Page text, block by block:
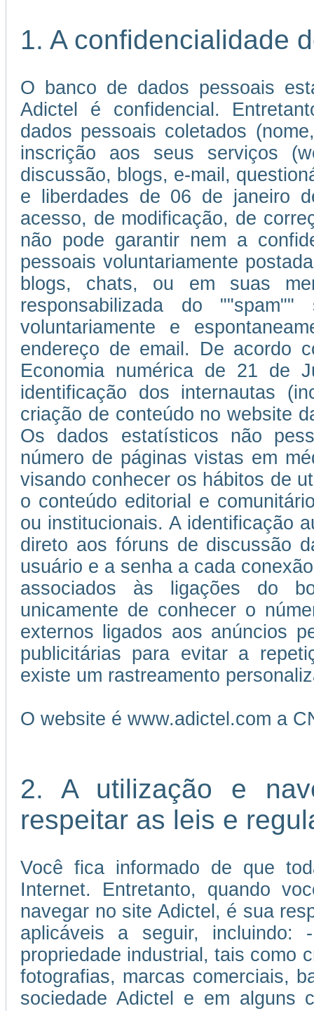
1. A confidencialidade
O banco de dados pessoais
Adictel é confidencial.
dados pessoais coletados
inscrição aos seus serviços
discussão, blogs, e-mail,
e liberdades de 06 de janeiro
acesso, de modificação, de
não pode garantir nem a
pessoais voluntariamente
blogs, chats, ou em suas
responsabilizada do
voluntariamente e
endereço de email. De acordo
Economia numérica de 21 de
identificação dos internautas
criação de conteúdo no website
Os dados estatísticos não
número de páginas vistas em
visando conhecer os hábitos de
o conteúdo editorial e
ou institucionais. A identificação
direto aos fóruns de discussão
usuário e a senha a cada
associados às ligações do
unicamente de conhecer o
externos ligados aos anúncios
publicitárias para evitar a
existe um rastreamento
O website é www.adictel.com a
2. A utilização e
respeitar as leis e
Você fica informado de que
Internet. Entretanto, quando
navegar no site Adictel, é sua
aplicáveis a seguir,
propriedade industrial, tais como
fotografias, marcas comerciais,
sociedade Adictel e em alguns